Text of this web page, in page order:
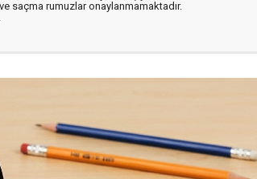
saçma rumuzlar onaylanmamaktadır.